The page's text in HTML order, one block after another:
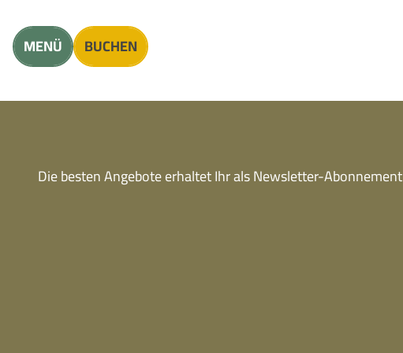
MENÜ BUCHEN
ErwachseneKinder
Die besten Angebote erhaltet Ihr als Newsletter-Abonnement